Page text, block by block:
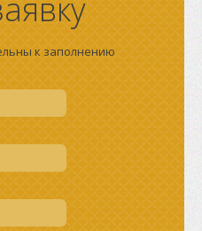
к заполнению